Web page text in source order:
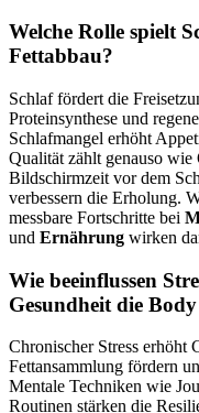
Welche Rolle spielt
Fettabbau?
Schlaf fördert die
Proteinsynthese und
Schlafmangel erhöht
Qualität zählt genauso wie
Bildschirmzeit vor dem
verbessern die Erholung.
messbare Fortschritte bei
und Ernährung wirken
Wie beeinflussen
Gesundheit die
Chronischer Stress erhöht
Fettansammlung fördern
Mentale Techniken wie
Routinen stärken die